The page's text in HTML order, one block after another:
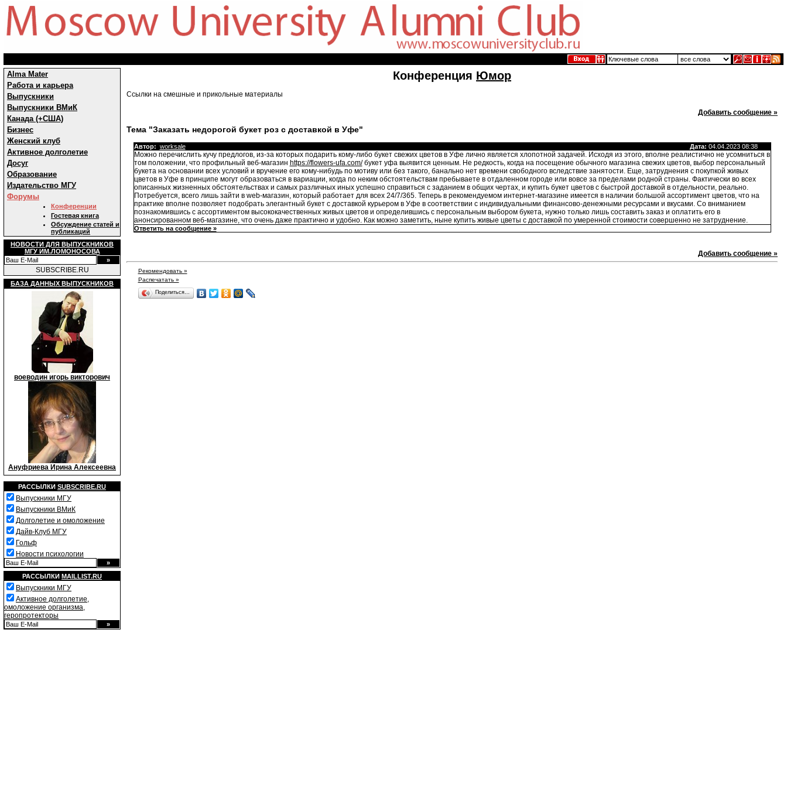
Alma Mater
Работа и карьера
Выпускники
Выпускники ВМиК
Канада (+США)
Бизнес
Женский клуб
Активное долголетие
Досуг
Образование
Издательство МГУ
Форумы
Конференции
Гостевая книга
Обсуждение статей и
публикаций
НОВОСТИ ДЛЯ ВЫПУСКНИКОВ
МГУ ИМ.ЛОМОНОСОВА
SUBSCRIBE.RU
БАЗА ДАННЫХ ВЫПУСКНИКОВ
воеводин игорь викторович
Ануфриева Ирина Алексеевна
РАССЫЛКИ SUBSCRIBE.RU
Выпускники МГУ
Выпускники ВМиК
Долголетие и омоложение
Дайв-Клуб МГУ
Гольф
Новости психологии
РАССЫЛКИ MAILLIST.RU
Выпускники МГУ
Активное долголетие,
омоложение организма,
геропротекторы
Конференция Юмор
Ссылки на смешные и прикольные материалы
Добавить сообщение »
Тема "Заказать недорогой букет роз с доставкой в Уфе"
Автор: worksale Дата: 04.04.2023 08:38
Можно перечислить кучу предлогов, из-за которых подарить кому-либо букет свежих цветов в Уфе лично является хлопотной задачей. Исходя из этого, вполне реалистично не усомниться в
том положении, что профильный веб-магазин https://flowers-ufa.com/букет уфа выявится ценным. Не редкость, когда на посещение обычного магазина свежих цветов, выбор персональный
букета на основании всех условий и вручение его кому-нибудь по мотиву или без такого, банально нет времени свободного вследствие занятости. Еще, затруднения с покупкой живых
цветов в Уфе в принципе могут образоваться в вариации, когда по неким обстоятельствам пребываете в отдаленном городе или вовсе за пределами родной страны. Фактически во всех
описанных жизненных обстоятельствах и самых различных иных успешно справиться с заданием в общих чертах, и купить букет цветов с быстрой доставкой в отдельности, реально.
Потребуется, всего лишь зайти в web-магазин, который работает для всех 24/7/365. Теперь в рекомендуемом интернет-магазине имеется в наличии большой ассортимент цветов, что на
практике вполне позволяет подобрать элегантный букет с доставкой курьером в Уфе в соответствии с индивидуальными финансово-денежными ресурсами и вкусами. Со вниманием
познакомившись с ассортиментом высококачественных живых цветов и определившись с персональным выбором букета, нужно только лишь составить заказ и оплатить его в
анонсированном веб-магазине, что очень даже практично и удобно. Как можно заметить, ныне купить живые цветы с доставкой по умеренной стоимости совершенно не затруднение.
Ответить на сообщение »
Добавить сообщение »
Рекомендовать »
Распечатать »
Поделиться…